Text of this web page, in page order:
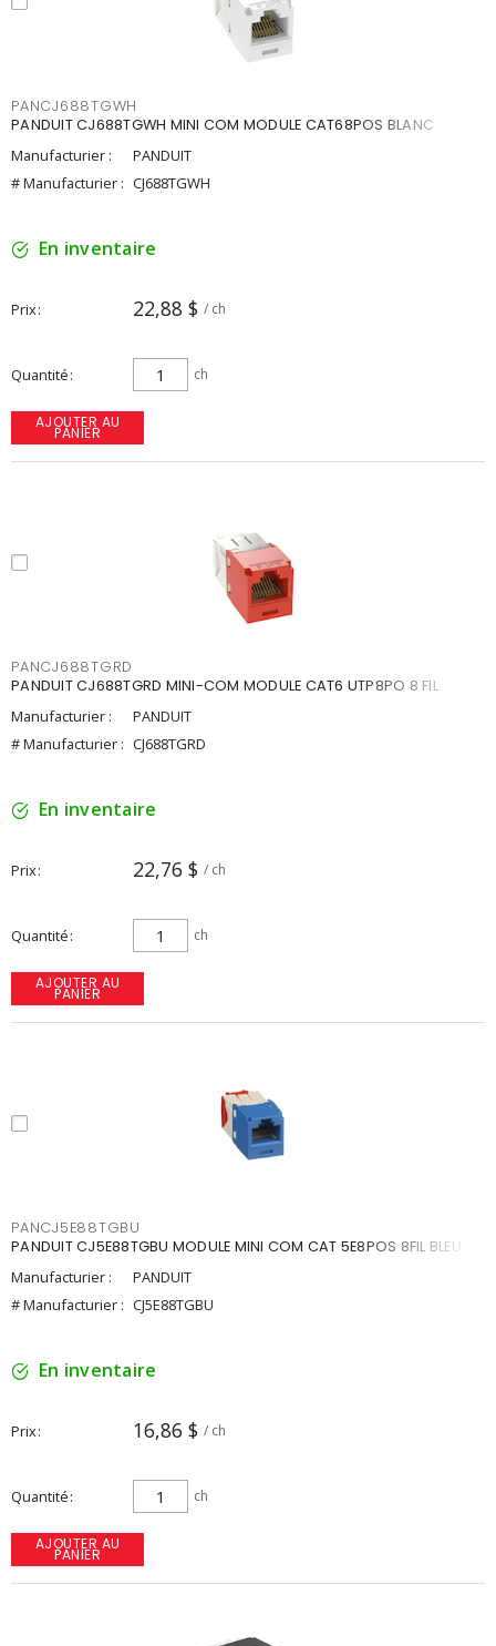
PANCJ688TGWH
PANDUIT CJ688TGWH MINI COM MODULE CAT68POS BLANC
Manufacturier :
PANDUIT
# Manufacturier : CJ688TGWH
En inventaire
Prix 22,88 $ / ch
Quantité ch
AJOUTER AU
PANIER
PANCJ688TGRD
PANDUIT CJ688TGRD MINI-COM MODULE CAT6 UTP8PO 8 FIL
Manufacturier :
PANDUIT
# Manufacturier : CJ688TGRD
En inventaire
Prix 22,76 $ / ch
Quantité ch
AJOUTER AU
PANIER
PANCJ5E88TGBU
PANDUIT CJ5E88TGBU MODULE MINI COM CAT 5E8POS 8FIL BLEU
Manufacturier :
PANDUIT
# Manufacturier : CJ5E88TGBU
En inventaire
Prix 16,86 $ / ch
Quantité ch
AJOUTER AU
PANIER